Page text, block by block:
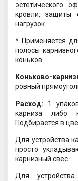
эстетического
кровли, защиты
нагрузок.
* Применяется
полосы
коньков.
Коньково-
ровный
Расход: 1
карниза либо
Подбирается в
Для устройства
просто
карнизный свес.
Для устройства